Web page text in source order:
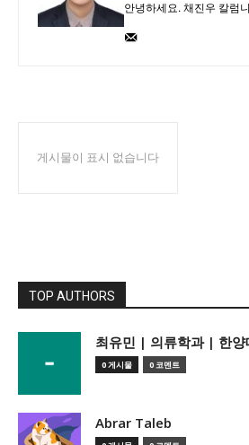
안녕하세요. 채진우 칼럼
게시물이 표시 없습니다
TOP AUTHORS
최유민 | 의류학과 | 한양
0 게시물 0 코멘트
Abrar Taleb